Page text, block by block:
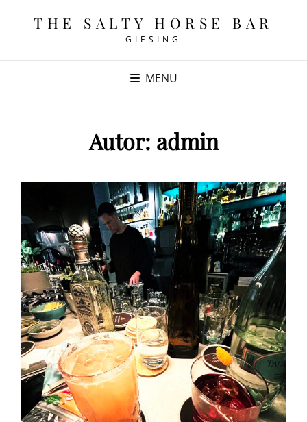
THE SALTY HORSE BAR
GIESING
MENU
Autor: admin